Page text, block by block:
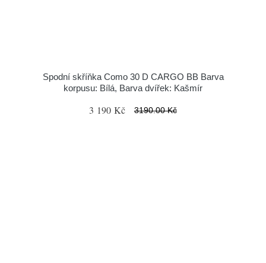
Spodní skříňka Como 30 D CARGO BB Barva
korpusu: Bílá, Barva dvířek: Kašmír
3 190 Kč 3190.00 Kč